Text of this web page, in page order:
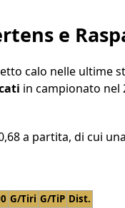
e
calo nelle ultime
in campionato nel
a partita, di cui
G/Tiri G/TiP Dist.